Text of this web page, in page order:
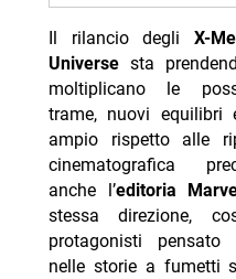
-- line-up di riferimento:
Cyclops
- nuovi X-Men su più
l’MCU
- Outliers e Exceptional
- Jubilee protagonista: il
rilancio
Il rilancio degli X-
Universesta
moltiplicano le
trame, nuovi
ampio rispetto alle
cinematografica
anche l’editoria
stessa direzione,
protagonisti
nelle storie a fumetti